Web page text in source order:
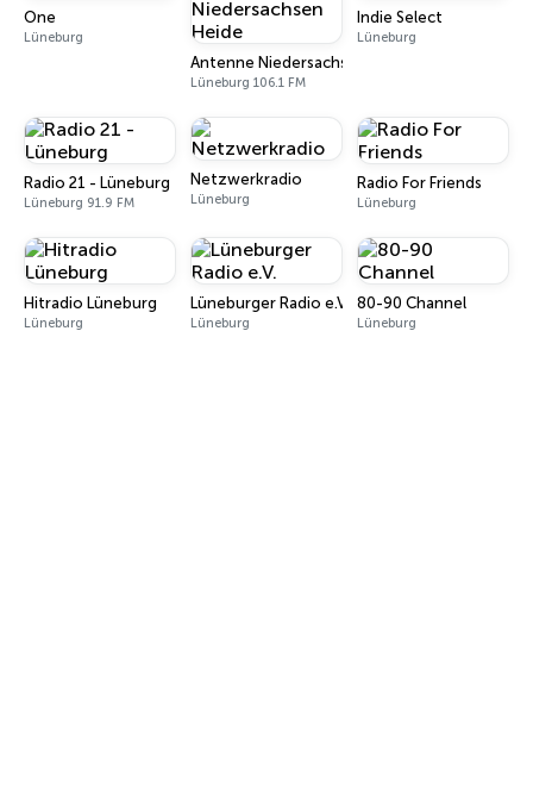
One
Lüneburg
Antenne Niedersachsen Heide
Lüneburg 106.1 FM
Indie Select
Lüneburg
Radio 21 - Lüneburg
Lüneburg 91.9 FM
Netzwerkradio
Lüneburg
Radio For Friends
Lüneburg
Hitradio Lüneburg
Lüneburg
Lüneburger Radio e.V.
Lüneburg
80-90 Channel
Lüneburg